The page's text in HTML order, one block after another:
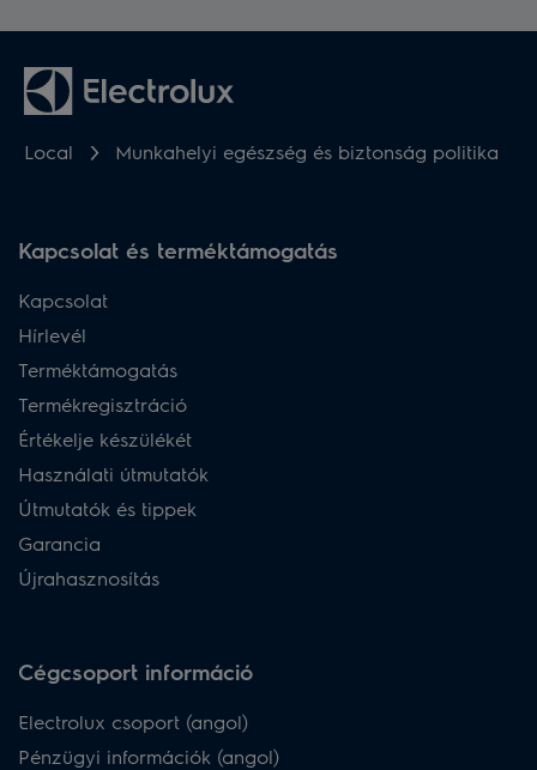
Local Munkahelyi egészség és biztonság politika
Kapcsolat és terméktámogatás
Kapcsolat
Hírlevél
Terméktámogatás
Termékregisztráció
Értékelje készülékét
Használati útmutatók
Útmutatók és tippek
Garancia
Újrahasznosítás
Cégcsoport információ
Electrolux csoport (angol)
Pénzügyi információk (angol)